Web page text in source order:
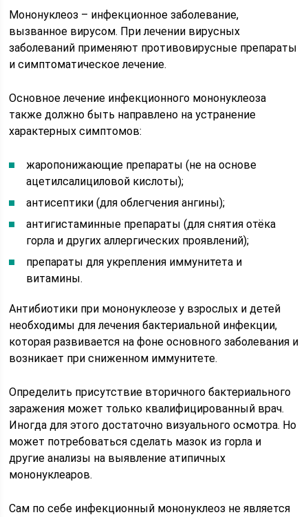
Мононуклеоз – инфекционное заболевание,
вызванное вирусом. При лечении вирусных
заболеваний применяют противовирусные препараты
и симптоматическое лечение.
Основное лечение инфекционного мононуклеоза
также должно быть направлено на устранение
характерных симптомов:
жаропонижающие препараты (не на основе
ацетилсалициловой кислоты);
антисептики (для облегчения ангины);
антигистаминные препараты (для снятия отёка
горла и других аллергических проявлений);
препараты для укрепления иммунитета и
витамины.
Антибиотики при мононуклеозе у взрослых и детей
необходимы для лечения бактериальной инфекции,
которая развивается на фоне основного заболевания и
возникает при сниженном иммунитете.
Определить присутствие вторичного бактериального
заражения может только квалифицированный врач.
Иногда для этого достаточно визуального осмотра. Но
может потребоваться сделать мазок из горла и
другие анализы на выявление атипичных
мононуклеаров.
Сам по себе инфекционный мононуклеоз не является